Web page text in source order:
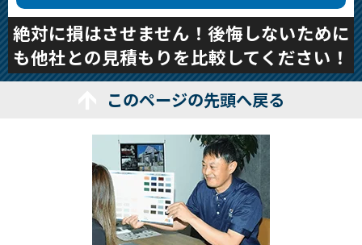
絶対に損はさせません！後悔しないために
も他社との見積もりを比較してください！
このページの先頭へ戻る